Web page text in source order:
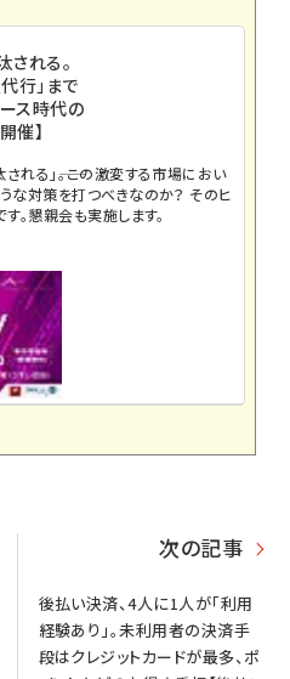
れる。
行」まで
ース時代の
催】
れる」――。この激変する市場におい
な対策を打つべきなのか？ そのヒ
。懇親会も実施します。
次の記事
後払い決済、4人に1人が「利用
経験あり」。未利用者の決済手
段はクレジットカードが最多、ポ